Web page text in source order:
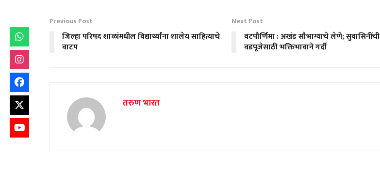
Previous Post
जिल्हा परिषद शाळांमधील विद्यार्थ्यांना शालेय साहित्याचे
वाटप
Next Post
वटपौर्णिमा : अखंड सौभाग्याचे लेणे; सुवासिनींची
वडपूजेसाठी भक्तिभावाने गर्दी
तरुण भारत